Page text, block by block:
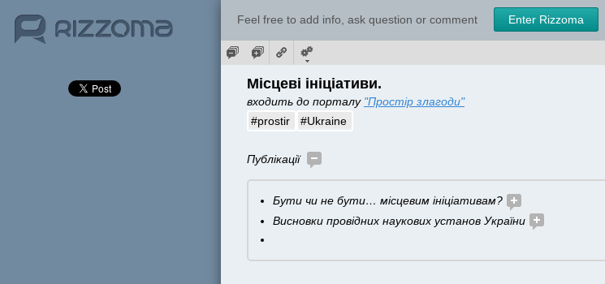
Feel free to add info, ask question or comment Enter Rizzoma
Місцеві ініціативи.
входить до порталу "Простір злагоди"
#prostir
#Ukraine
Публікації
Бути чи не бути… місцевим ініціативам?
Висновки провідних наукових установ України